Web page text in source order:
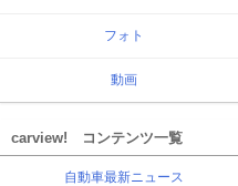
フォト
動画
carview! コンテンツ一覧
自動車最新ニュース